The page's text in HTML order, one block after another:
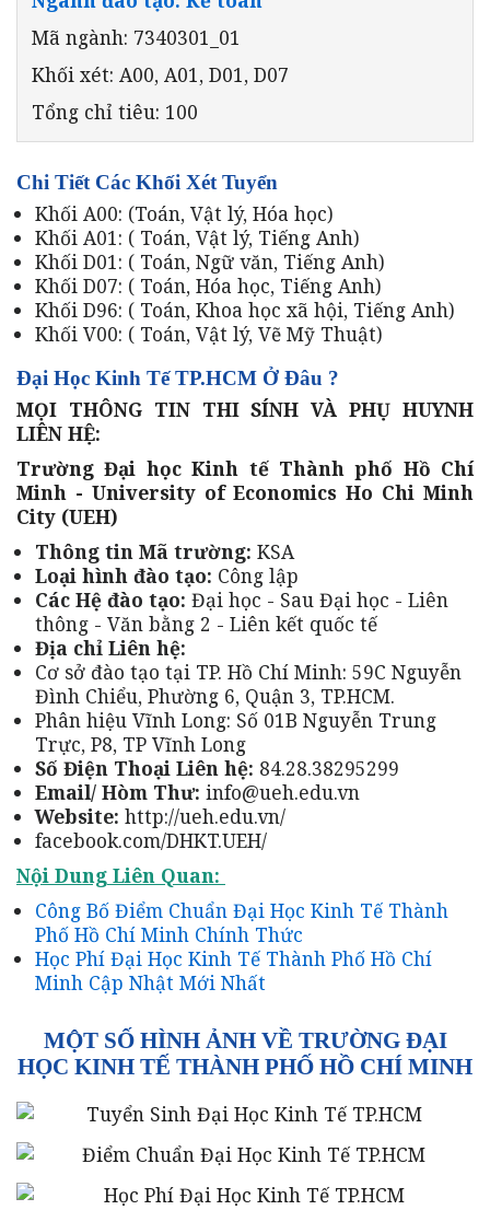
Mã ngành: 7340301_01
Khối xét: A00, A01, D01, D07
Tổng chỉ tiêu: 100
Chi Tiết Các Khối Xét Tuyển
Khối A00: (Toán, Vật lý, Hóa học)
Khối A01: ( Toán, Vật lý, Tiếng Anh)
Khối D01: ( Toán, Ngữ văn, Tiếng Anh)
Khối D07: ( Toán, Hóa học, Tiếng Anh)
Khối D96: ( Toán, Khoa học xã hội, Tiếng Anh)
Khối V00: ( Toán, Vật lý, Vẽ Mỹ Thuật)
Đại Học Kinh Tế TP.HCM Ở Đâu ?
MỌI THÔNG TIN THI SÍNH VÀ PHỤ HUYNH
LIÊN HỆ:
Trường Đại học Kinh tế Thành phố Hồ Chí
Minh - University of Economics Ho Chi Minh
City (UEH)
Thông tin Mã trường: KSA
Loại hình đào tạo: Công lập
Các Hệ đào tạo: Đại học - Sau Đại học - Liên
thông - Văn bằng 2 - Liên kết quốc tế
Địa chỉ Liên hệ:
Cơ sở đào tạo tại TP. Hồ Chí Minh: 59C Nguyễn
Đình Chiểu, Phường 6, Quận 3, TP.HCM.
Phân hiệu Vĩnh Long: Số 01B Nguyễn Trung
Trực, P8, TP Vĩnh Long
Số Điện Thoại Liên hệ: 84.28.38295299
Email/ Hòm Thư: info@ueh.edu.vn
Website: http://ueh.edu.vn/
facebook.com/DHKT.UEH/
Nội Dung Liên Quan:
Công Bố Điểm Chuẩn Đại Học Kinh Tế Thành
Phố Hồ Chí Minh Chính Thức
Học Phí Đại Học Kinh Tế Thành Phố Hồ Chí
Minh Cập Nhật Mới Nhất
MỘT SỐ HÌNH ẢNH VỀ TRƯỜNG ĐẠI
HỌC KINH TẾ THÀNH PHỐ HỒ CHÍ MINH